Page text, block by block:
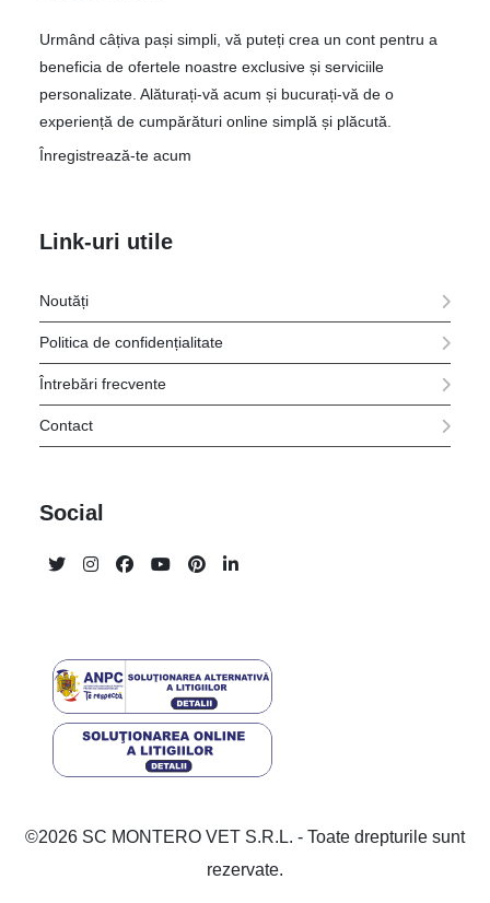
Urmând câțiva pași simpli, vă puteți crea un cont pentru a
beneficia de ofertele noastre exclusive și serviciile
personalizate. Alăturați-vă acum și bucurați-vă de o
experiență de cumpărături online simplă și plăcută.
Înregistrează-te acum
Link-uri utile
Noutăți
Politica de confidențialitate
Întrebări frecvente
Contact
Social
©2026 SC MONTERO VET S.R.L. - Toate drepturile sunt
rezervate.